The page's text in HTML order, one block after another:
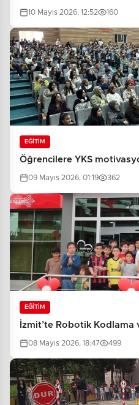
10 Mayıs 2026, 12:52 160
EĞİTİM
Öğrencilere YKS
09 Mayıs 2026, 01:19 362
EĞİTİM
İzmit’te Robotik Kodlama
08 Mayıs 2026, 18:47 499